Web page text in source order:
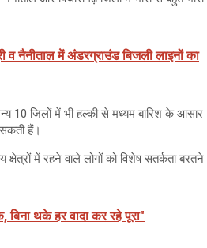
व नैनीताल में अंडरग्राउंड बिजली लाइनों का
10 जिलों में भी हल्की से मध्यम बारिश के आसार
हैं।
में रहने वाले लोगों को विशेष सतर्कता बरतने
बिना थके हर वादा कर रहे पूरा"